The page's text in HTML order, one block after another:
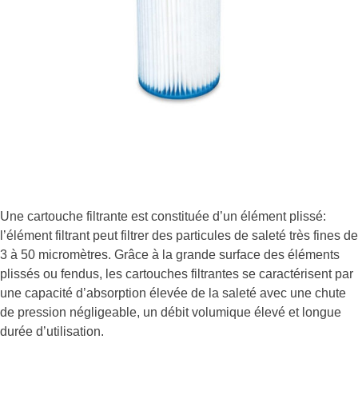
Une cartouche filtrante est constituée d’un élément plissé:
l’élément filtrant peut filtrer des particules de saleté très fines de
3 à 50 micromètres. Grâce à la grande surface des éléments
plissés ou fendus, les cartouches filtrantes se caractérisent par
une capacité d’absorption élevée de la saleté avec une chute
de pression négligeable, un débit volumique élevé et longue
durée d’utilisation.